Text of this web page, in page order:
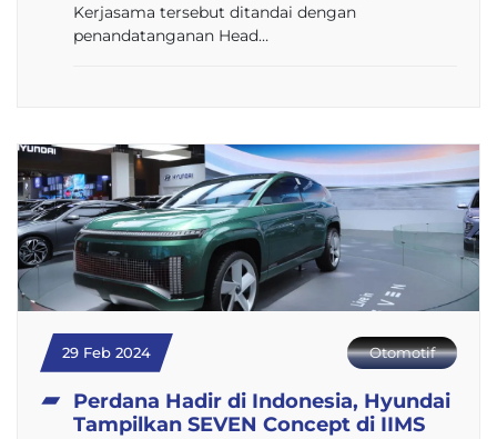
Kerjasama tersebut ditandai dengan
penandatanganan Head…
29 Feb 2024 Otomotif
Perdana Hadir di Indonesia, Hyundai
Tampilkan SEVEN Concept di IIMS